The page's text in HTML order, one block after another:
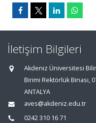
İletişim Bilgileri
Akdeniz Üniversitesi
Birimi Rektörlük Binası,
ANTALYA
aves@akdeniz.edu.tr
0242 310 16 71